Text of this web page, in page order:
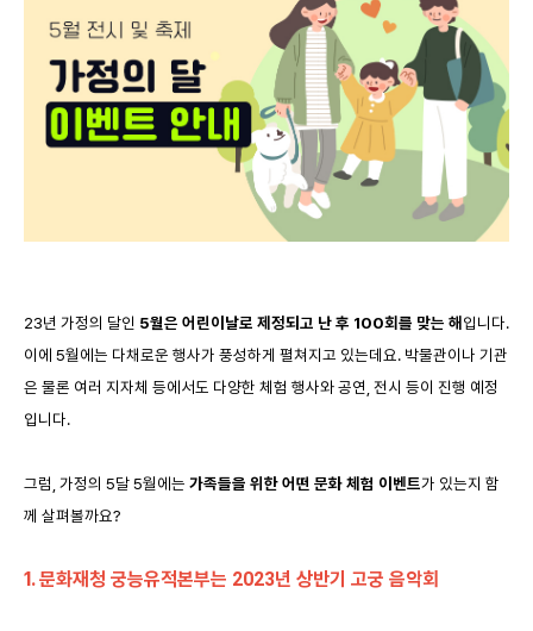
학습정보
23년 가정의 달인 5월은 어린이날로 제정되고 난 후 100회를 맞는 해입니다.
이에 5월에는 다채로운 행사가 풍성하게 펼쳐지고 있는데요. 박물관이나 기관
은 물론 여러 지자체 등에서도 다양한 체험 행사와 공연, 전시 등이 진행 예정
입니다.
그럼, 가정의 5달 5월에는 가족들을 위한 어떤 문화 체험 이벤트가 있는지 함
께 살펴볼까요?
1. 문화재청 궁능유적본부는 2023년 상반기 고궁 음악회